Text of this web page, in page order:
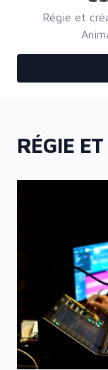
Régie et
RÉGIE